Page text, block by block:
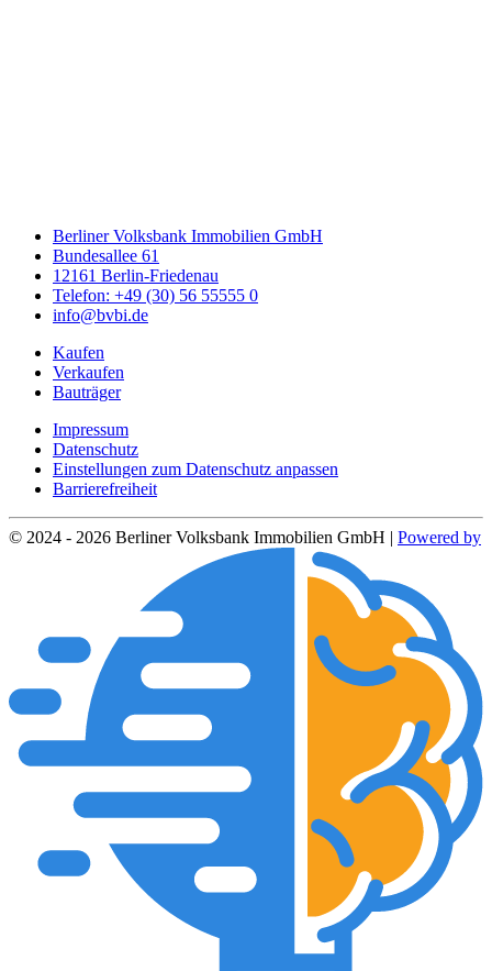
Berliner Volksbank Immobilien GmbH
Bundesallee 61
12161 Berlin-Friedenau
Telefon: +49 (30) 56 55555 0
info@bvbi.de
Kaufen
Verkaufen
Bauträger
Impressum
Datenschutz
Einstellungen zum Datenschutz anpassen
Barrierefreiheit
© 2024 - 2026 Berliner Volksbank Immobilien GmbH | Powered by